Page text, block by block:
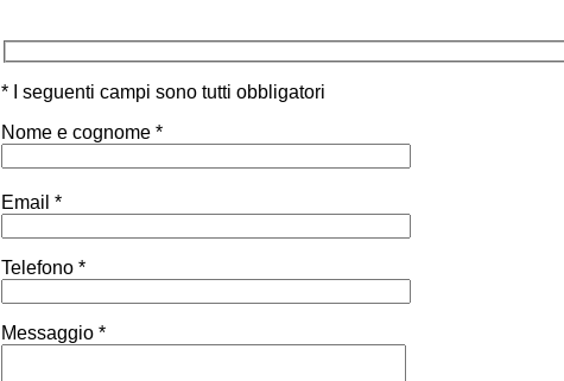
* I seguenti campi sono tutti obbligatori
Nome e cognome *
Email *
Telefono *
Messaggio *